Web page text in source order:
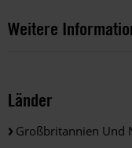
auf die Allgemeine
alles zu ­verifizieren.
Weitere
Länder
Großbritannien Und